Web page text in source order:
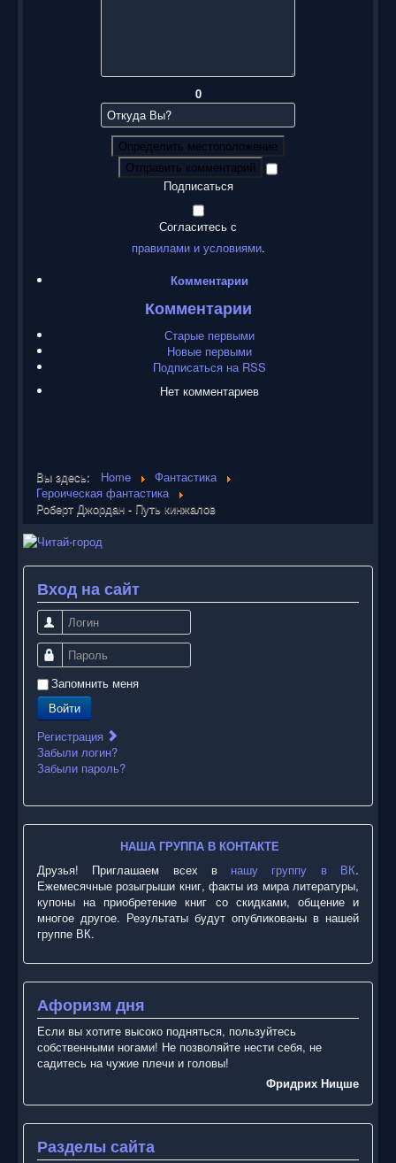
0
Определить местоположение
Отправить комментарий
Подписаться
Согласитесь с
правилами и условиями.
Комментарии
Комментарии
Старые первыми
Новые первыми
Подписаться на RSS
Нет комментариев
Вы здесь: Home
Фантастика
Героическая фантастика
Роберт Джордан - Путь кинжалов
Вход на сайт
Логин
Пароль
Запомнить меня
Войти
Регистрация
Забыли логин?
Забыли пароль?
НАША ГРУППА В КОНТАКТЕ
Друзья! Приглашаем всех в нашу группу в ВК.
Ежемесячные розыгрыши книг, факты из мира литературы,
купоны на приобретение книг со скидками, общение и
многое другое. Результаты будут опубликованы в нашей
группе ВК.
Афоризм дня
Если вы хотите высоко подняться, пользуйтесь
собственными ногами! Не позволяйте нести себя, не
садитесь на чужие плечи и головы!
Фридрих Ницше
Разделы сайта